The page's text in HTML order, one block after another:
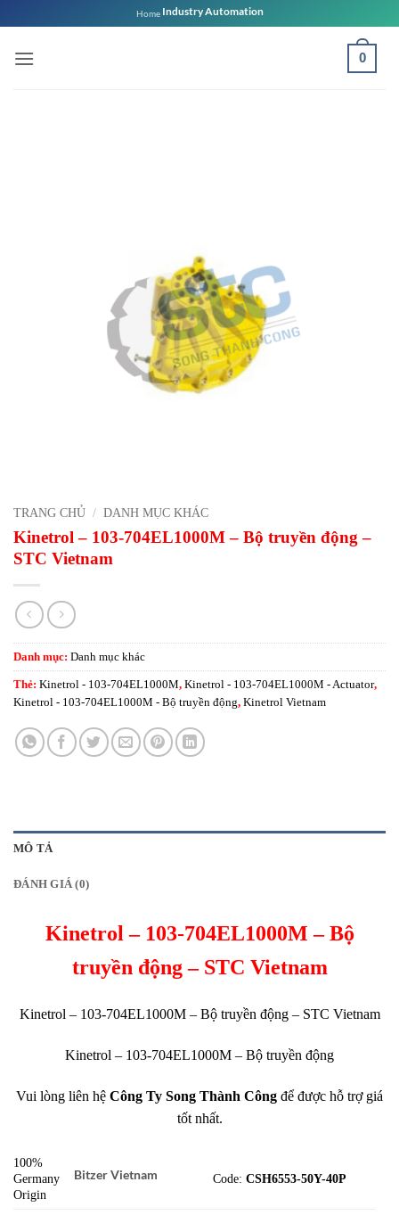
qua
nội
Home Industry Automation
0
TRANG CHỦ / DANH MỤC KHÁC
Kinetrol – 103-704EL1000M – Bộ truyền động –
STC Vietnam
Danh mục: Danh mục khác
Thẻ: Kinetrol - 103-704EL1000M, Kinetrol - 103-704EL1000M - Actuator,
Kinetrol - 103-704EL1000M - Bộ truyền động, Kinetrol Vietnam
MÔ TẢ
ĐÁNH GIÁ (0)
Kinetrol – 103-704EL1000M – Bộ
truyền động – STC Vietnam
Kinetrol – 103-704EL1000M – Bộ truyền động – STC Vietnam
Kinetrol – 103-704EL1000M – Bộ truyền động
Vui lòng liên hệ Công Ty Song Thành Công để được hỗ trợ giá
tốt nhất.
100%
Germany
Origin
Bitzer Vietnam Code:CSH6553-50Y-40P